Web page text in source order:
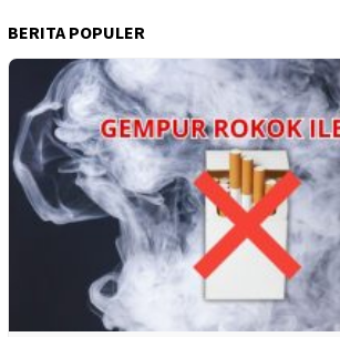
BERITA POPULER